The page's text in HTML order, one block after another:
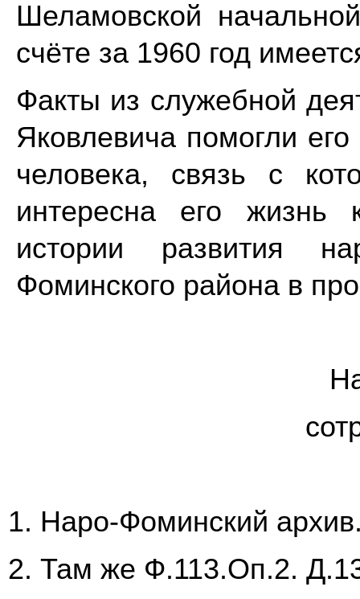
Шеламовской
счёте за 1960 год
Факты из служебной
Яковлевича помогли
человека, связь с
интересна его жизнь
истории развития
Фоминского района в
Наталья
сотрудник
Наро-Фоминский
Там же Ф.113.Оп.2.